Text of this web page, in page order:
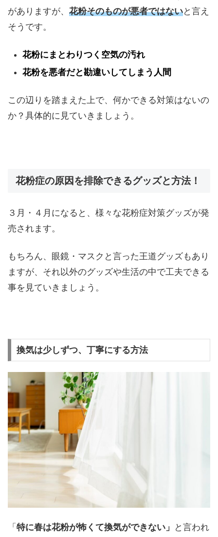
がありますが、 花粉そのものが悪者ではないと言え
そうです。
花粉にまとわりつく空気の汚れ
花粉を悪者だと勘違いしてしまう人間
この辺りを踏まえた上で、何かできる対策はないの
か？具体的に見ていきましょう。
花粉症の原因を排除できるグッズと方法！
３月・４月になると、様々な花粉症対策グッズが発
売されます。
もちろん、眼鏡・マスクと言った王道グッズもあり
ますが、それ以外のグッズや生活の中で工夫できる
事を見ていきましょう。
換気は少しずつ、丁寧にする方法
「 特に春は花粉が怖くて換気ができない」
と言われ